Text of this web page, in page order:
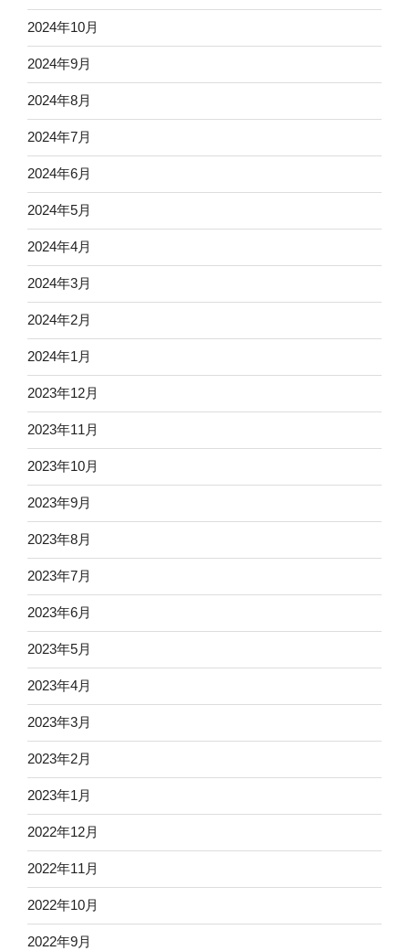
2024年10月
2024年9月
2024年8月
2024年7月
2024年6月
2024年5月
2024年4月
2024年3月
2024年2月
2024年1月
2023年12月
2023年11月
2023年10月
2023年9月
2023年8月
2023年7月
2023年6月
2023年5月
2023年4月
2023年3月
2023年2月
2023年1月
2022年12月
2022年11月
2022年10月
2022年9月